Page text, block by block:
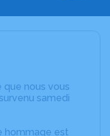
que nous vous
samedi
hommage est